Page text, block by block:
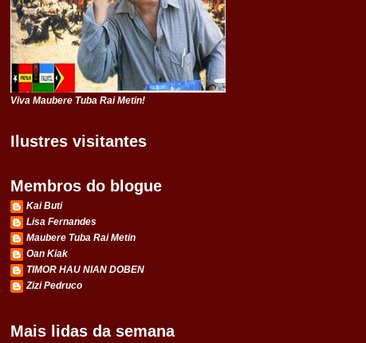
Viva Maubere Tuba Rai Metin!
Ilustres visitantes
Membros do blogue
Kai Buti
Lisa Fernandes
Maubere Tuba Rai Metin
Oan Kiak
TIMOR HAU NIAN DOBEN
Zizi Pedruco
Mais lidas da semana